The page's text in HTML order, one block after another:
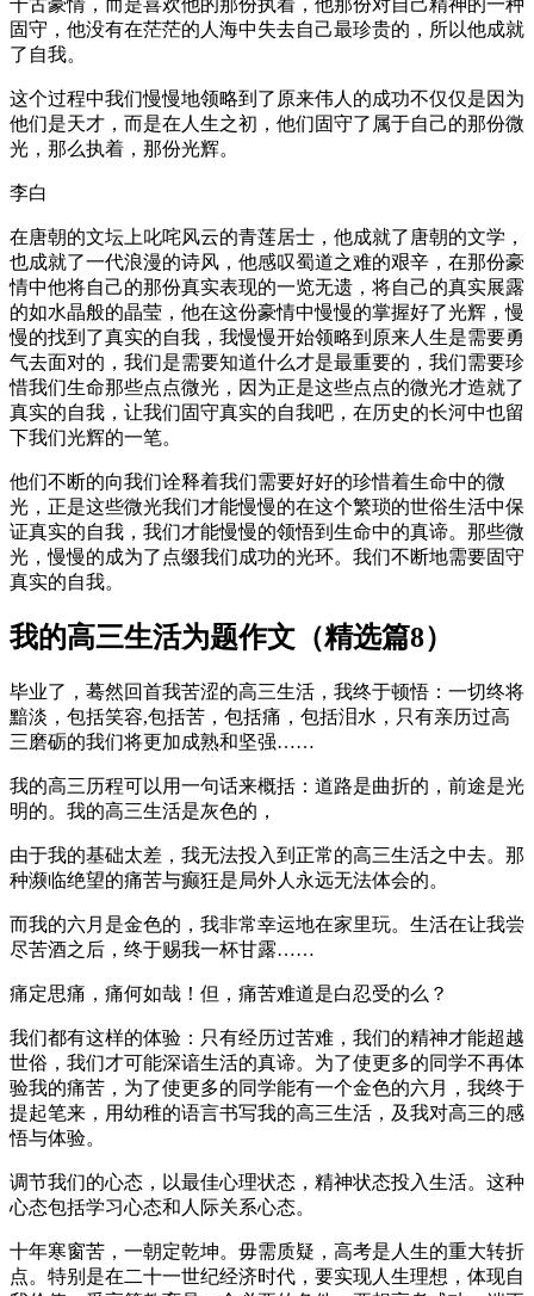
固守，他没有在茫茫的人海中失去自己最珍贵的，所以他成就
了自我。
这个过程中我们慢慢地领略到了原来伟人的成功不仅仅是因为
他们是天才，而是在人生之初，他们固守了属于自己的那份微
光，那么执着，那份光辉。
李白
在唐朝的文坛上叱咤风云的青莲居士，他成就了唐朝的文学，
也成就了一代浪漫的诗风，他感叹蜀道之难的艰辛，在那份豪
情中他将自己的那份真实表现的一览无遗，将自己的真实展露
的如水晶般的晶莹，他在这份豪情中慢慢的掌握好了光辉，慢
慢的找到了真实的自我，我慢慢开始领略到原来人生是需要勇
气去面对的，我们是需要知道什么才是最重要的，我们需要珍
惜我们生命那些点点微光，因为正是这些点点的微光才造就了
真实的自我，让我们固守真实的自我吧，在历史的长河中也留
下我们光辉的一笔。
他们不断的向我们诠释着我们需要好好的珍惜着生命中的微
光，正是这些微光我们才能慢慢的在这个繁琐的世俗生活中保
证真实的自我，我们才能慢慢的领悟到生命中的真谛。那些微
光，慢慢的成为了点缀我们成功的光环。我们不断地需要固守
真实的自我。
我的高三生活为题作文（精选篇8）
毕业了，蓦然回首我苦涩的高三生活，我终于顿悟：一切终将
黯淡，包括笑容,包括苦，包括痛，包括泪水，只有亲历过高
三磨砺的我们将更加成熟和坚强……
我的高三历程可以用一句话来概括：道路是曲折的，前途是光
明的。我的高三生活是灰色的，
由于我的基础太差，我无法投入到正常的高三生活之中去。那
种濒临绝望的痛苦与癫狂是局外人永远无法体会的。
而我的六月是金色的，我非常幸运地在家里玩。生活在让我尝
尽苦酒之后，终于赐我一杯甘露……
痛定思痛，痛何如哉！但，痛苦难道是白忍受的么？
我们都有这样的体验：只有经历过苦难，我们的精神才能超越
世俗，我们才可能深谙生活的真谛。为了使更多的同学不再体
验我的痛苦，为了使更多的同学能有一个金色的六月，我终于
提起笔来，用幼稚的语言书写我的高三生活，及我对高三的感
悟与体验。
调节我们的心态，以最佳心理状态，精神状态投入生活。这种
心态包括学习心态和人际关系心态。
十年寒窗苦，一朝定乾坤。毋需质疑，高考是人生的重大转折
点。特别是在二十一世纪经济时代，要实现人生理想，体现自